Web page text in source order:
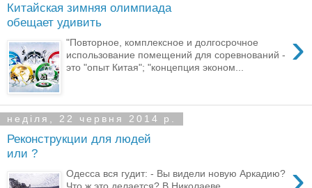
Китайская зимняя олимпиада
обещает удивить
›
"Повторное, комплексное и долгосрочное
использование помещений для соревнований -
это "опыт Китая"; "концепция эконом...
неділя, 22 червня 2014 р.
Реконструкции для людей
или ?
Одесса вся гудит: - Вы видели новую Аркадию?
Что ж это делается? В Николаеве